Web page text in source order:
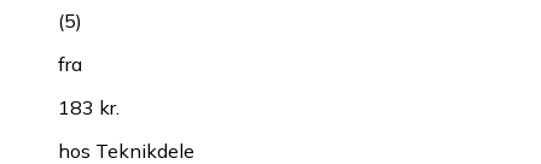
(5)
fra
183 kr.
hos Teknikdele